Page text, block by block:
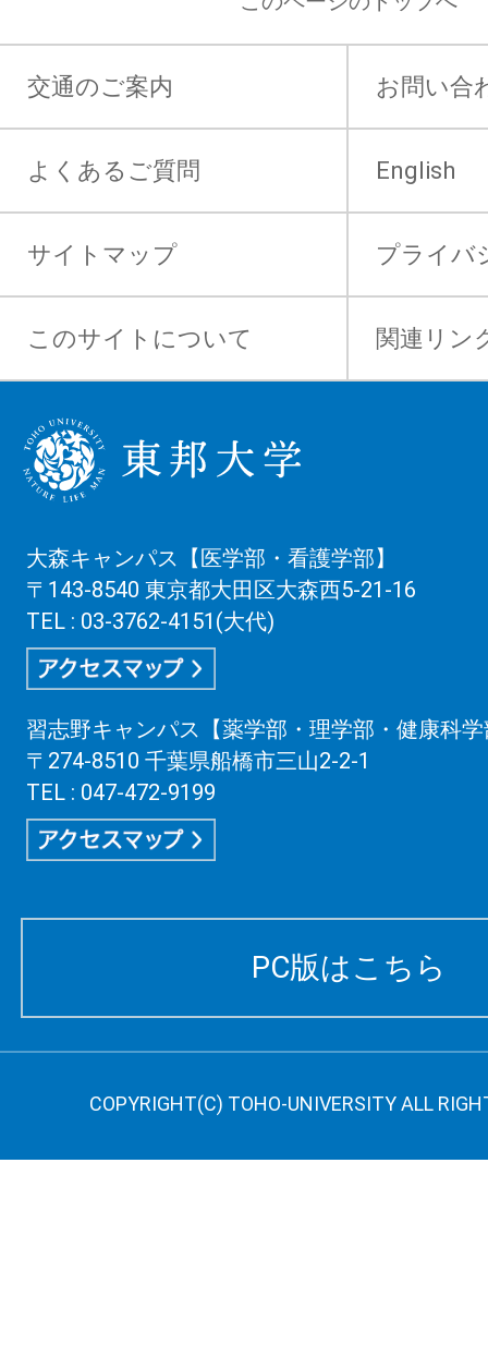
交通のご案内 お問い合
よくあるご質問 English
サイトマップ プライバ
このサイトについて 関連リン
大森キャンパス【医学部・看護学部】
〒143-8540 東京都大田区大森西5-21-16
TEL : 03-3762-4151(大代)
習志野キャンパス【薬学部・理学部・健康科
〒274-8510 千葉県船橋市三山2-2-1
TEL : 047-472-9199
PC版はこちら
COPYRIGHT(C) TOHO-UNIVERSITY ALL